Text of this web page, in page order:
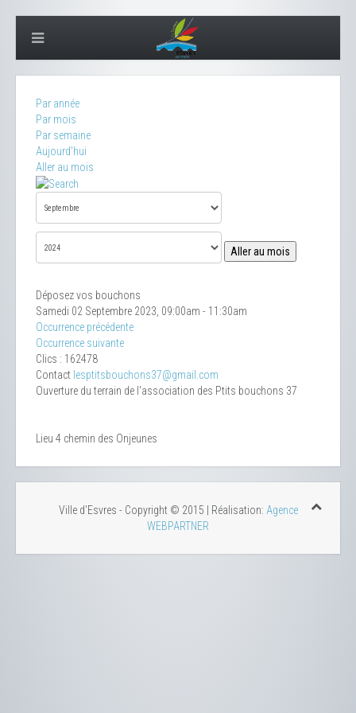
Par année
Par mois
Par semaine
Aujourd'hui
Aller au mois
Aller au mois
Déposez vos bouchons
Samedi 02 Septembre 2023, 09:00am - 11:30am
Occurrence précédente
Occurrence suivante
Clics : 162478
Contact lesptitsbouchons37@gmail.com
Ouverture du terrain de l'association des Ptits bouchons 37
Lieu 4 chemin des Onjeunes
Ville d'Esvres - Copyright © 2015 | Réalisation: Agence
WEBPARTNER